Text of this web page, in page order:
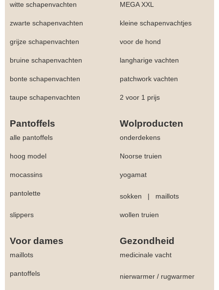
witte schapenvachten MEGA XXL
zwarte schapenvachten kleine schapenvachtjes
grijze schapenvachten voor de hond
bruine schapenvachten langharige vachten
bonte schapenvachten patchwork vachten
taupe schapenvachten 2 voor 1 prijs
Pantoffels Wolproducten
alle pantoffels onderdekens
hoog model Noorse truien
mocassins yogamat
pantolette sokken | maillots
slippers wollen truien
Voor dames Gezondheid
maillots medicinale vacht
pantoffels nierwarmer / rugwarmer